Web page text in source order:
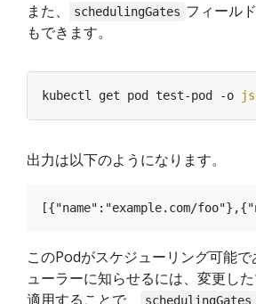
また、 schedulingGates フィール
もできます。
kubectl get pod test-pod -o
出力は以下のようになります。
このPodがスケジューリング可能
ューラーに知らせるには、変更し
適用することで、
schedulingGates